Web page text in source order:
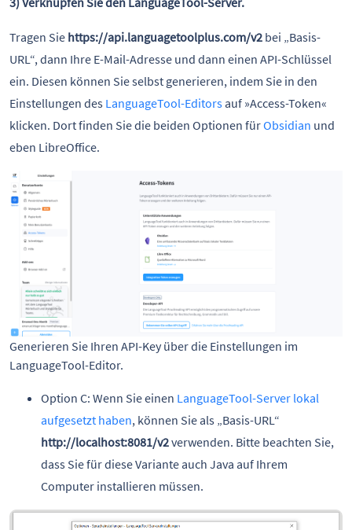
Tragen Sie https://api.languagetoolplus.com/v2 bei „Basis-
URL“, dann Ihre E-Mail-Adresse und dann einen API-Schlüssel
ein. Diesen können Sie selbst generieren, indem Sie in den
Einstellungen des LanguageTool-Editorsauf »Access-Token«
klicken. Dort finden Sie die beiden Optionen fürObsidian und
eben LibreOffice.
Generieren Sie Ihren API-Key über die Einstellungen im
LanguageTool-Editor.
Option C: Wenn Sie einen LanguageTool-Server lokal
aufgesetzt haben, können Sie als „Basis-URL“
http://localhost:8081/v2verwenden. Bitte beachten Sie,
dass Sie für diese Variante auch Java auf Ihrem
Computer installieren müssen.